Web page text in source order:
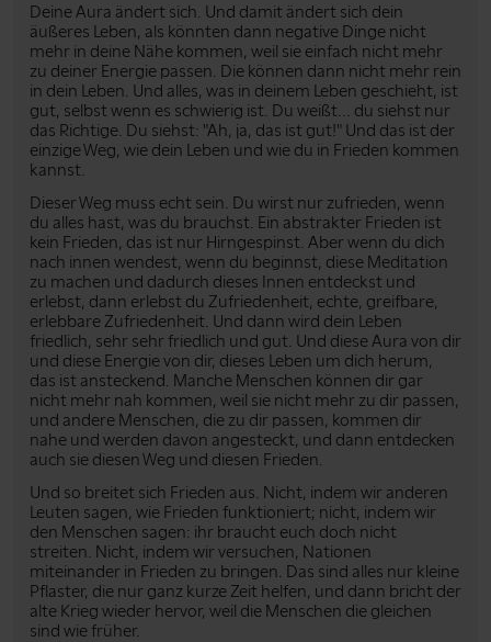
Deine Aura ändert sich. Und damit ändert sich dein
äußeres Leben, als könnten dann negative Dinge nicht
mehr in deine Nähe kommen, weil sie einfach nicht mehr
zu deiner Energie passen. Die können dann nicht mehr rein
in dein Leben. Und alles, was in deinem Leben geschieht, ist
gut, selbst wenn es schwierig ist. Du weißt... du siehst nur
das Richtige. Du siehst: "Ah, ja, das ist gut!" Und das ist der
einzige Weg, wie dein Leben und wie du in Frieden kommen
kannst.
Dieser Weg muss echt sein. Du wirst nur zufrieden, wenn
du alles hast, was du brauchst. Ein abstrakter Frieden ist
kein Frieden, das ist nur Hirngespinst. Aber wenn du dich
nach innen wendest, wenn du beginnst, diese Meditation
zu machen und dadurch dieses Innen entdeckst und
erlebst, dann erlebst du Zufriedenheit, echte, greifbare,
erlebbare Zufriedenheit. Und dann wird dein Leben
friedlich, sehr sehr friedlich und gut. Und diese Aura von dir
und diese Energie von dir, dieses Leben um dich herum,
das ist ansteckend. Manche Menschen können dir gar
nicht mehr nah kommen, weil sie nicht mehr zu dir passen,
und andere Menschen, die zu dir passen, kommen dir
nahe und werden davon angesteckt, und dann entdecken
auch sie diesen Weg und diesen Frieden.
Und so breitet sich Frieden aus. Nicht, indem wir anderen
Leuten sagen, wie Frieden funktioniert; nicht, indem wir
den Menschen sagen: ihr braucht euch doch nicht
streiten. Nicht, indem wir versuchen, Nationen
miteinander in Frieden zu bringen. Das sind alles nur kleine
Pflaster, die nur ganz kurze Zeit helfen, und dann bricht der
alte Krieg wieder hervor, weil die Menschen die gleichen
sind wie früher.